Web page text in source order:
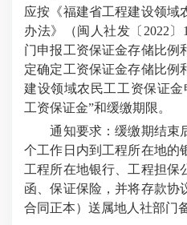
应按《福建省工程建设领域
办法》（闽人社发〔2022
门申报工资保证金存储比例
定确定工资保证金存储比例
建设领域农民工工资保证
工资保证金”和缓缴期限。
通知要求：缓缴期结束
个工作日内到工程所在地的
工程所在地银行、工程担保
函、保证保险，并将存款协
合同正本）送属地人社部门